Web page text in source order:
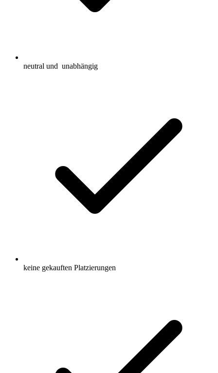
neutral und unabhängig
keine gekauften Platzierungen